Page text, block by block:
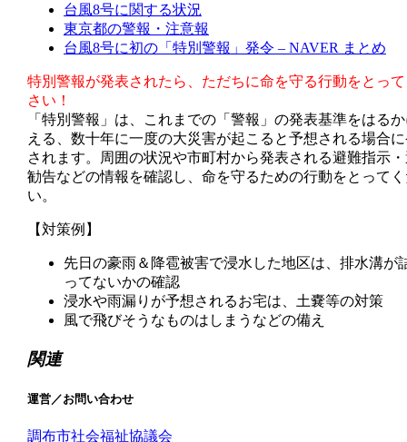
台風8号に関する状況
東京都の警報・注意報
台風8号に初の「特別警報」発令 – NAVER まとめ
特別警報が発表されたら、ただちに命を守る行動をとっ
さい！
「特別警報」は、これまでの「警報」の発表基準をはる
える、数十年に一度の大災害が起こると予想される場合
されます。周囲の状況や市町村から発表される避難指示
勧告などの情報を確認し、命を守るための行動をとって
い。
【対策例】
先日の豪雨＆降雹被害で浸水した地区は、排水溝が
ってないかの確認
浸水や雨漏りが予想されるお宅は、土嚢等の対策
風で飛びそうなものはしまうなどの備え
関連
運営／お問い合わせ
調布市社会福祉協議会